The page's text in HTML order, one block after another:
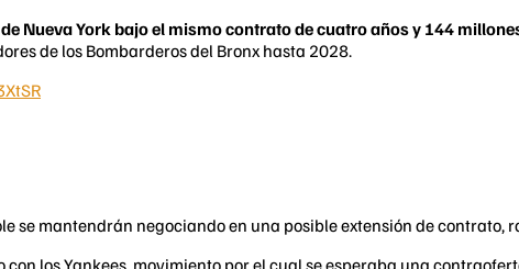
Nueva York bajo el mismo contrato de cuatro años y 144
de los Bombarderos del Bronx hasta 2028.
se mantendrán negociando en una posible extensión de